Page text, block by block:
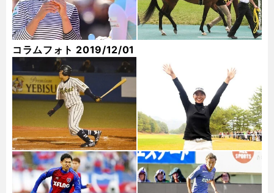
コラムフォト 2019/12/01